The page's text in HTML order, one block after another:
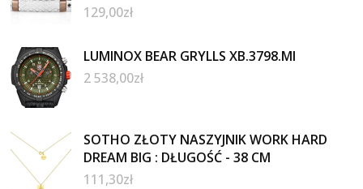
129,00zł
LUMINOX BEAR GRYLLS XB.3798.MI
2 538,00zł
SOTHO ZŁOTY NASZYJNIK WORK HARD
DREAM BIG : DŁUGOŚĆ - 38 CM
111,30zł